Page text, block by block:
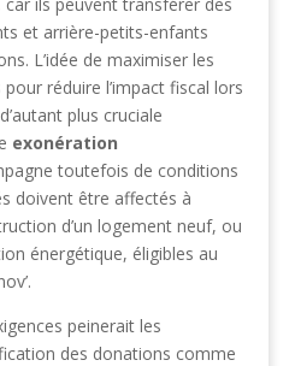
et arrière-petits-enfants
L’idée de maximiser les
réduire l’impact fiscal lors
plus cruciale
exonération
toutefois de conditions
doivent être affectés à
d’un logement neuf, ou
énergétique, éligibles au
peinerait les
des donations comme